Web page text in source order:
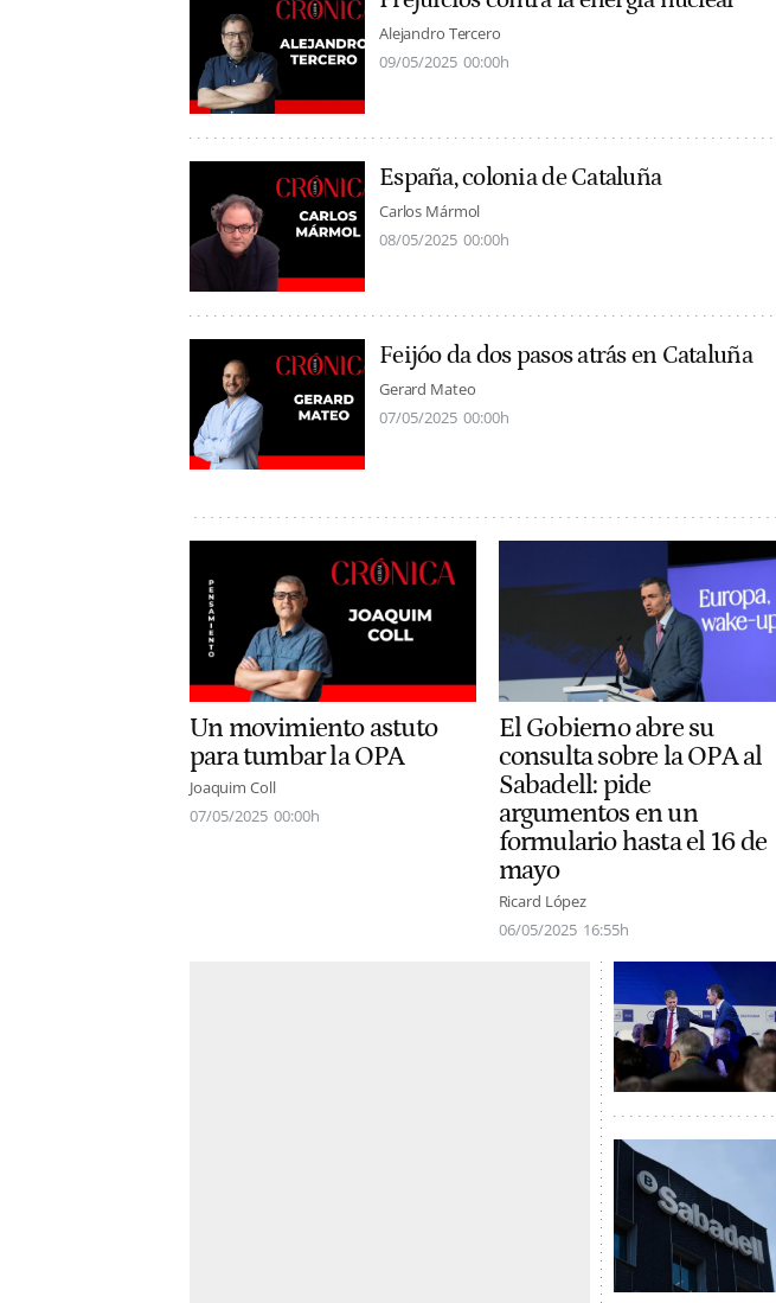
Alejandro Tercero
09/05/2025 00:00h
España, colonia de Cataluña
Carlos Mármol
08/05/2025 00:00h
Feijóo da dos pasos atrás en Cataluña
Gerard Mateo
07/05/2025 00:00h
Un movimiento astuto
para tumbar la OPA
Joaquim Coll
07/05/2025 00:00h
El Gobierno abre su
consulta sobre la OPA al
Sabadell: pide
argumentos en un
formulario hasta el 16 de
mayo
Ricard López
06/05/2025 16:55h